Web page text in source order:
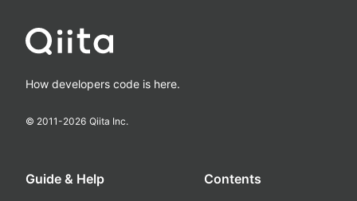
How developers code is here.
© 2011-2026 Qiita Inc.
Guide & Help Contents